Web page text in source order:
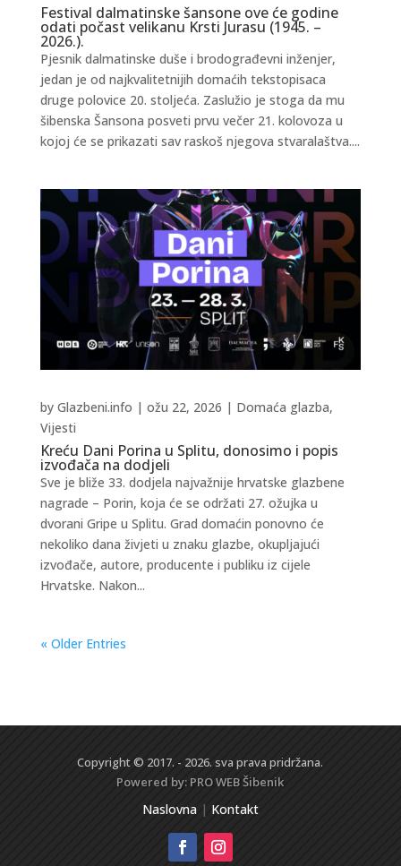
Festival dalmatinske šansone ove će godine
odati počast velikanu Krsti Jurasu (1945. –
2026.).
Pjesnik dalmatinske duše i brodograđevni inženjer,
jedan je od najkvalitetnijih domaćih tekstopisaca
druge polovice 20. stoljeća. Zaslužio je stoga da mu
šibenska Šansona posveti prvu večer 21. kolovoza u
kojoj će se prikazati sav raskoš njegova stvaralaštva....
Kreću Dani Porina u Splitu, donosimo i popis
izvođača na dodjeli
by Glazbeni.info | ožu 22, 2026 | Domaća glazba,
Vijesti
Sve je bliže 33. dodjela najvažnije hrvatske glazbene
nagrade – Porin, koja će se održati 27. ožujka u
dvorani Gripe u Splitu. Grad domaćin ponovno će
nekoliko dana živjeti u znaku glazbe, okupljajući
izvođače, autore, producente i publiku iz cijele
Hrvatske. Nakon...
« Older Entries
Copyright © 2017. - 2026. sva prava pridržana.
Powered by: PRO WEBŠibenik
Naslovna| Kontakt